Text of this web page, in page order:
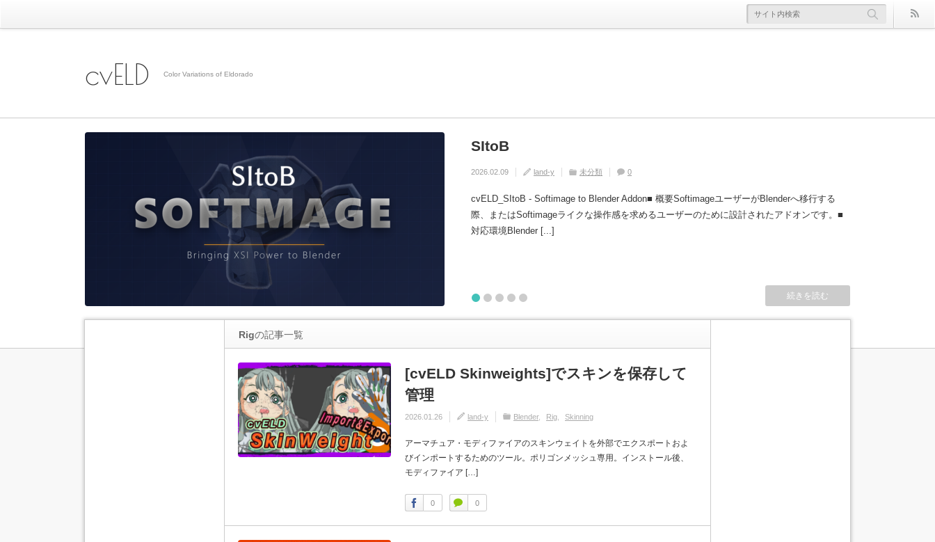
cvELD Color Variations of Eldorado
SItoB
2026.02.09 land-y 未分類 0
cvELD_SItoB - Softimage to Blender Addon■ 概要SoftimageユーザーがBlenderへ移行する
際、またはSoftimageライクな操作感を求めるユーザーのために設計されたアドオンです。■
対応環境Blender [...]
続きを読む
[Re Start Blender]でBlender丸ごと落として起動。スク
リプト開発にどうぞ！
2026.01.26 land-y Blender Utility 未分類 0
[cvELD Skinweights]でスキンを保存して管理
2026.01.26 land-y Blender Rig Skinning
[Sitob Camera Tools] Softimageのメモカムを再現
2026.01.26 land-y Blender Camera
[Cveld Simplealignment] 簡単整列ツール
2026.01.26 land-y Blender Utility
1 2 3 4
Rigの記事一覧
[cvELD Skinweights]でスキンを保存して
管理
2026.01.26 land-y Blender Rig Skinning
アーマチュア・モディファイアのスキンウェイトを外部でエクスポートおよ
びインポートするためのツール。ポリゴンメッシュ専用。インストール後、
モディファイア […]
0 0